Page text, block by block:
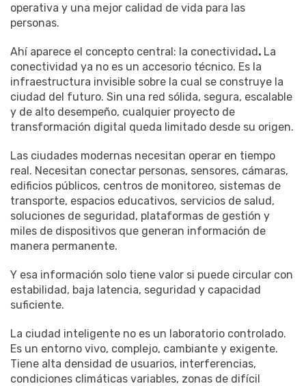
operativa y una mejor calidad de vida para las
personas.
Ahí aparece el concepto central: la conectividad. La
conectividad ya no es un accesorio técnico. Es la
infraestructura invisible sobre la cual se construye la
ciudad del futuro. Sin una red sólida, segura, escalable
y de alto desempeño, cualquier proyecto de
transformación digital queda limitado desde su origen.
Las ciudades modernas necesitan operar en tiempo
real. Necesitan conectar personas, sensores, cámaras,
edificios públicos, centros de monitoreo, sistemas de
transporte, espacios educativos, servicios de salud,
soluciones de seguridad, plataformas de gestión y
miles de dispositivos que generan información de
manera permanente.
Y esa información solo tiene valor si puede circular con
estabilidad, baja latencia, seguridad y capacidad
suficiente.
La ciudad inteligente no es un laboratorio controlado.
Es un entorno vivo, complejo, cambiante y exigente.
Tiene alta densidad de usuarios, interferencias,
condiciones climáticas variables, zonas de difícil